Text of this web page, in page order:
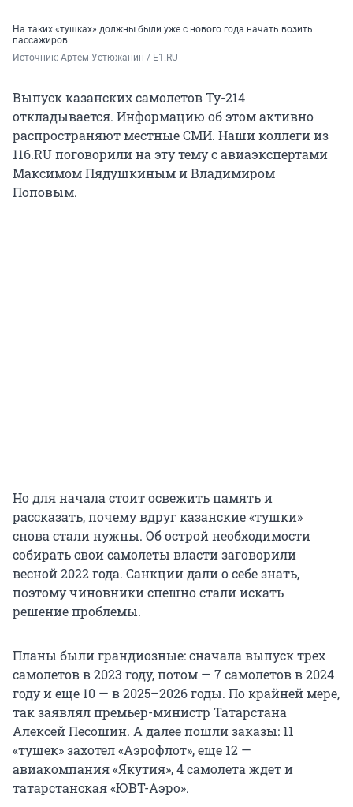
На таких «тушках» должны были уже с нового года начать возить
пассажиров
Источник: Артем Устюжанин / E1.RU
Выпуск казанских самолетов Ту-214
откладывается. Информацию об этом активно
распространяют местные СМИ. Наши коллеги из
116.RU поговорили на эту тему с авиаэкспертами
Максимом Пядушкиным и Владимиром
Поповым.
Но для начала стоит освежить память и
рассказать, почему вдруг казанские «тушки»
снова стали нужны. Об острой необходимости
собирать свои самолеты власти заговорили
весной 2022 года. Санкции дали о себе знать,
поэтому чиновники спешно стали искать
решение проблемы.
Планы были грандиозные: сначала выпуск трех
самолетов в 2023 году, потом — 7 самолетов в 2024
году и еще 10 — в 2025–2026 годы. По крайней мере,
так заявлял премьер-министр Татарстана
Алексей Песошин. А далее пошли заказы: 11
«тушек» захотел «Аэрофлот», еще 12 —
авиакомпания «Якутия», 4 самолета ждет и
татарстанская «ЮВТ-Аэро».